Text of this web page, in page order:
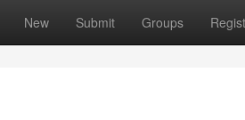
New Submit Groups